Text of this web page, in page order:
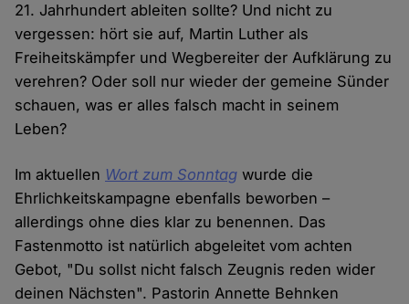
21. Jahrhundert ableiten sollte? Und nicht zu
vergessen: hört sie auf, Martin Luther als
Freiheitskämpfer und Wegbereiter der Aufklärung zu
verehren? Oder soll nur wieder der gemeine Sünder
schauen, was er alles falsch macht in seinem
Leben?
Im aktuellen Wort zum Sonntag wurde die
Ehrlichkeitskampagne ebenfalls beworben –
allerdings ohne dies klar zu benennen. Das
Fastenmotto ist natürlich abgeleitet vom achten
Gebot, "Du sollst nicht falsch Zeugnis reden wider
deinen Nächsten". Pastorin Annette Behnken